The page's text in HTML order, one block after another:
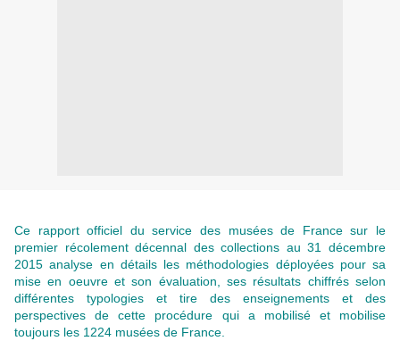
Ce rapport officiel du service des musées de France sur le
premier récolement décennal des collections au 31 décembre
2015 analyse en détails les méthodologies déployées pour sa
mise en oeuvre et son évaluation, ses résultats chiffrés selon
différentes typologies et tire des enseignements et des
perspectives de cette procédure qui a mobilisé et mobilise
toujours les 1224 musées de France.